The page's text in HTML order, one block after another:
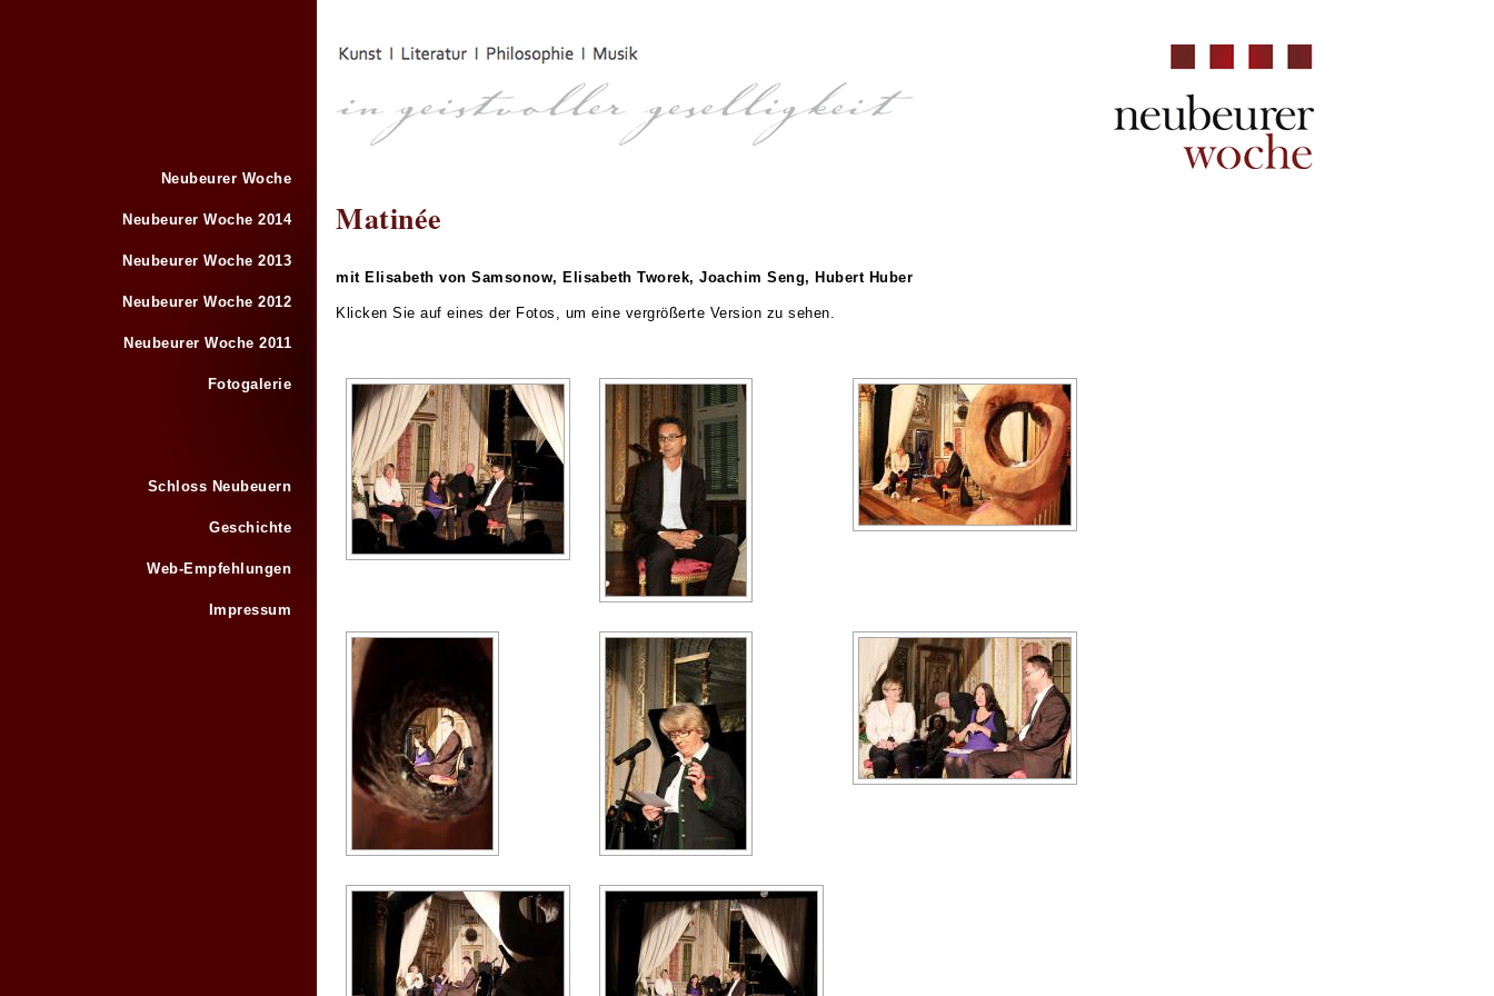
Neubeurer Woche
Neubeurer Woche 2014
Neubeurer Woche 2013
Neubeurer Woche 2012
Neubeurer Woche 2011
Fotogalerie
Schloss Neubeuern
Geschichte
Web-Empfehlungen
Impressum
Matinée
mit Elisabeth von Samsonow, Elisabeth Tworek, Joachim Seng, Hubert Huber
Klicken Sie auf eines der Fotos, um eine vergrößerte Version zu sehen.